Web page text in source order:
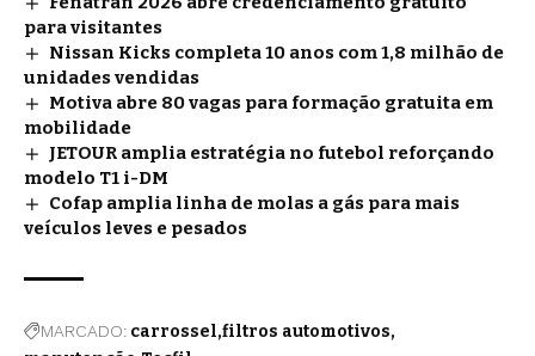
para visitantes
Nissan Kicks completa 10 anos com 1,8 milhão de
unidades vendidas
Motiva abre 80 vagas para formação gratuita em
mobilidade
JETOUR amplia estratégia no futebol reforçando
modelo T1 i-DM
Cofap amplia linha de molas a gás para mais
veículos leves e pesados
MARCADO: carrossel filtros automotivos